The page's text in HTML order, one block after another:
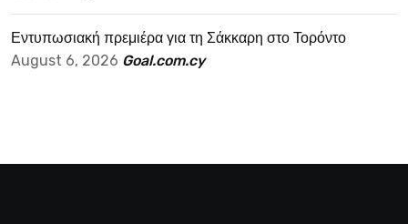
Εντυπωσιακή πρεμιέρα για τη Σάκκαρη στο Τορόντο
August 6, 2026 Goal.com.cy